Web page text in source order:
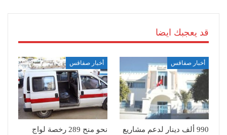
قد يعجبك ايضا
أخبار صفاقس
990 ألف دينار لدعم مشاريع
أخبار صفاقس
نحو منح 289 رخصة لواج